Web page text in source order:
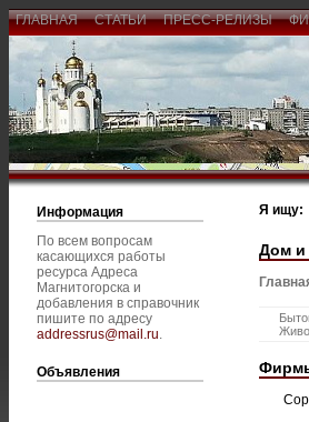
ГЛАВНАЯ СТАТЬИ ПРЕСС-РЕЛИЗЫ
Информация
По всем вопросам
касающихся работы
ресурса Адреса
Магнитогорска и
добавления в справочник
пишите по адресу
addressrus@mail.ru.
Объявления
Я ищу:
Дом и